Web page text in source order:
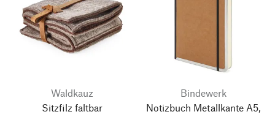
Waldkauz
Sitzfilz faltbar
Bindewerk
Notizbuch Metallkante A5,